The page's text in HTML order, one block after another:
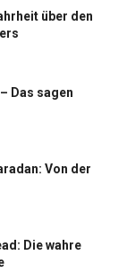
über den
Das sagen
Von der
Die wahre